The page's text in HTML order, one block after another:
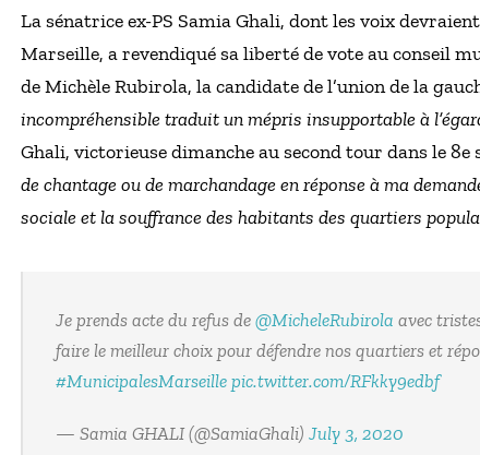
La sénatrice ex-PS Samia Ghali, dont les voix
Marseille, a revendiqué sa liberté de vote au conseil
de Michèle Rubirola, la candidate de l’union de la
incompréhensible traduit un mépris insupportable à
Ghali, victorieuse dimanche au second tour dans le
de chantage ou de marchandage en réponse à ma
sociale et la souffrance des habitants des quartiers
Je prends acte du refus de @MicheleRubirola avec
faire le meilleur choix pour défendre nos quartiers et
#MunicipalesMarseille pic.twitter.com/RFkky9edbf
— Samia GHALI (@SamiaGhali) July 3, 2020